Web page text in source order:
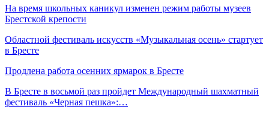
На время школьных каникул изменен режим работы музеев
Брестской крепости
Областной фестиваль искусств «Музыкальная осень» стартует
в Бресте
Продлена работа осенних ярмарок в Бресте
В Бресте в восьмой раз пройдет Международный шахматный
фестиваль «Черная пешка»:…